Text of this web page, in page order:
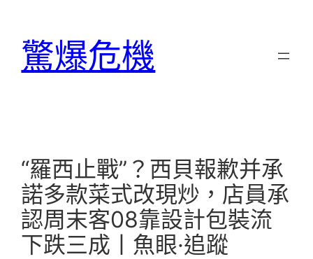
驚爆危機
“羅西止戰”？西貝報歉并承
諾多款菜式改現炒，店員承
認周末客08靠設計包裝流
下跌三成丨魚眼·追蹤